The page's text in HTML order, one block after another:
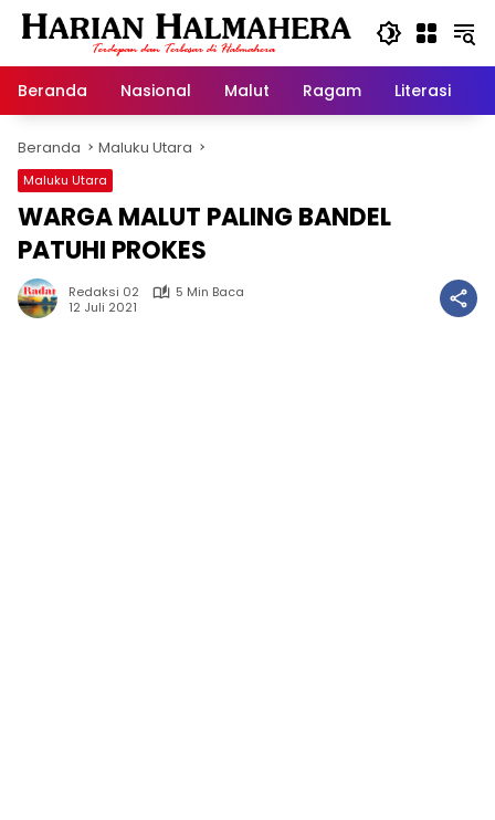
Langsung
Beranda
Nasional Malut Ragam Literasi
Beranda Maluku Utara
Maluku Utara
WARGA MALUT PALING BANDEL
PATUHI PROKES
Redaksi 02
5 Min Baca
12 Juli 2021